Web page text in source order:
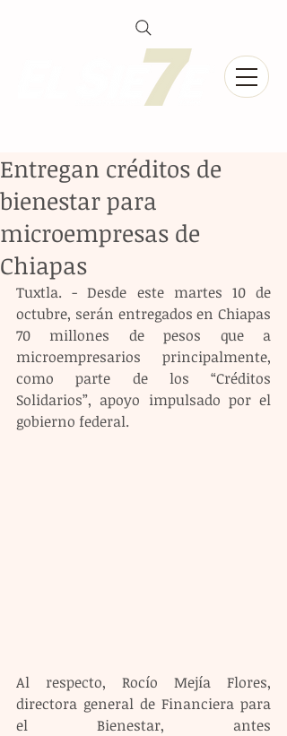
Entregan créditos de
bienestar para
microempresas de
Chiapas
Tuxtla. - Desde este martes 10 de
octubre, serán entregados en Chiapas
70 millones de pesos que a
microempresarios principalmente,
como parte de los “Créditos
Solidarios”, apoyo impulsado por el
gobierno federal.
Al respecto, Rocío Mejía Flores,
directora general de Financiera para
el Bienestar, antes